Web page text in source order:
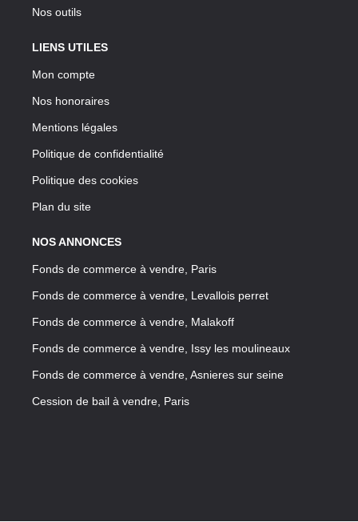
Nos outils
LIENS UTILES
Mon compte
Nos honoraires
Mentions légales
Politique de confidentialité
Politique des cookies
Plan du site
NOS ANNONCES
Fonds de commerce à vendre, Paris
Fonds de commerce à vendre, Levallois perret
Fonds de commerce à vendre, Malakoff
Fonds de commerce à vendre, Issy les moulineaux
Fonds de commerce à vendre, Asnieres sur seine
Cession de bail à vendre, Paris